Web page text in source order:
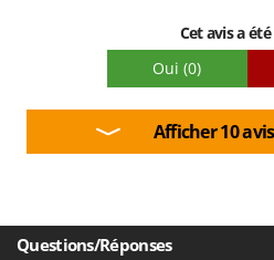
Cet avis a
Oui (0)
Afficher 10
Questions/Réponses